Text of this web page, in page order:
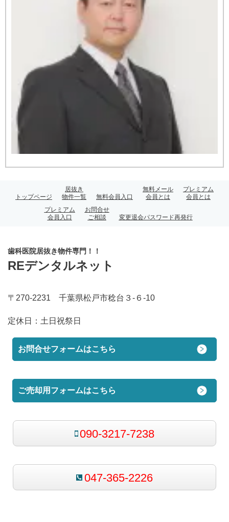
トップページ
居抜き
物件一覧
無料会員入口
無料メール
会員とは
プレミアム
会員とは
プレミアム
会員入口
お問合せ
ご相談
変更退会パスワード再発行
歯科医院居抜き物件専門！！
REデンタルネット
〒270-2231 千葉県松戸市稔台３-６-10
定休日： 土日祝祭日
お問合せフォームはこちら
ご売却用フォームはこちら
090-3217-7238
047-365-2226